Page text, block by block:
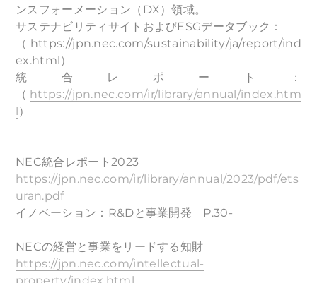
ンスフォーメーション（DX）領域。
サステナビリティサイトおよびESGデータブック：
（https://jpn.nec.com/sustainability/ja/report/ind
ex.html）
統合レポート：
（ https://jpn.nec.com/ir/library/annual/index.htm
l）
NEC統合レポート2023
https://jpn.nec.com/ir/library/annual/2023/pdf/ets
uran.pdf
イノベーション：R&Dと事業開発 P.30-
NECの経営と事業をリードする知財
https://jpn.nec.com/intellectual-